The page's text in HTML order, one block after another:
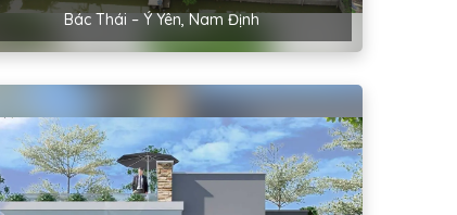
Bác Thái – Ý Yên, Nam Định